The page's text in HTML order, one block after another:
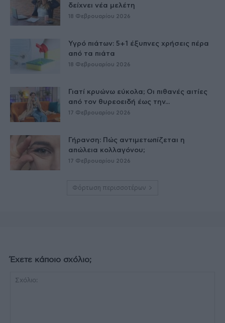
δείχνει νέα μελέτη
18 Φεβρουαρίου 2026
Υγρό πιάτων: 5+1 έξυπνες χρήσεις πέρα
από τα πιάτα
18 Φεβρουαρίου 2026
Γιατί κρυώνω εύκολα; Οι πιθανές αιτίες
από τον θυρεοειδή έως την...
17 Φεβρουαρίου 2026
Γήρανση: Πώς αντιμετωπίζεται η
απώλεια κολλαγόνου;
17 Φεβρουαρίου 2026
Φόρτωση περισσοτέρων
Έχετε κάποιο σχόλιο;